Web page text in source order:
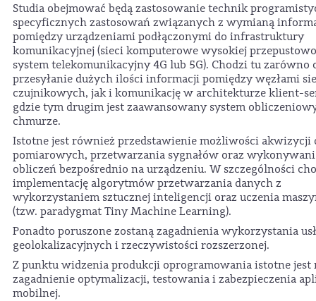
Studia obejmować będą zastosowanie technik
specyficznych zastosowań związanych z wymianą
pomiędzy urządzeniami podłączonymi do infrastruktury
komunikacyjnej (sieci komputerowe wysokiej
system telekomunikacyjny 4G lub 5G). Chodzi tu zarówno
przesyłanie dużych ilości informacji pomiędzy węzłami
czujnikowych, jak i komunikację w architekturze klient-
gdzie tym drugim jest zaawansowany system
chmurze.
Istotne jest również przedstawienie możliwości akwizycji
pomiarowych, przetwarzania sygnałów oraz
obliczeń bezpośrednio na urządzeniu. W szczególności
implementację algorytmów przetwarzania danych z
wykorzystaniem sztucznej inteligencji oraz uczenia
(tzw. paradygmat Tiny Machine Learning).
Ponadto poruszone zostaną zagadnienia wykorzystania
geolokalizacyjnych i rzeczywistości rozszerzonej.
Z punktu widzenia produkcji oprogramowania istotne jest
zagadnienie optymalizacji, testowania i zabezpieczenia
mobilnej.